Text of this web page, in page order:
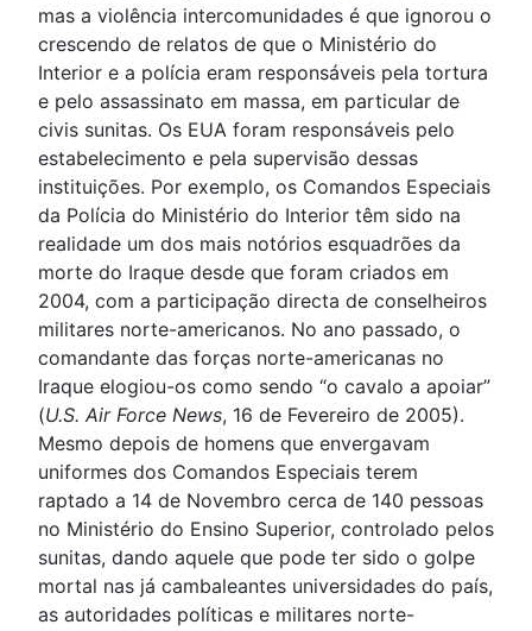
mas a violência intercomunidades é que ignorou o
crescendo de relatos de que o Ministério do
Interior e a polícia eram responsáveis pela tortura
e pelo assassinato em massa, em particular de
civis sunitas. Os EUA foram responsáveis pelo
estabelecimento e pela supervisão dessas
instituições. Por exemplo, os Comandos Especiais
da Polícia do Ministério do Interior têm sido na
realidade um dos mais notórios esquadrões da
morte do Iraque desde que foram criados em
2004, com a participação directa de conselheiros
militares norte-americanos. No ano passado, o
comandante das forças norte-americanas no
Iraque elogiou-os como sendo “o cavalo a apoiar”
(U.S. Air Force News, 16 de Fevereiro de 2005).
Mesmo depois de homens que envergavam
uniformes dos Comandos Especiais terem
raptado a 14 de Novembro cerca de 140 pessoas
no Ministério do Ensino Superior, controlado pelos
sunitas, dando aquele que pode ter sido o golpe
mortal nas já cambaleantes universidades do país,
as autoridades políticas e militares norte-